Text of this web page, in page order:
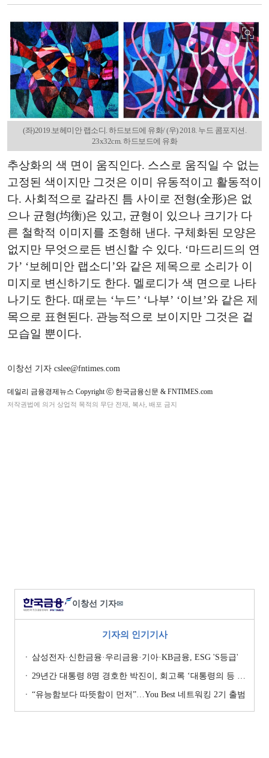
(좌)2019.보헤미안 랩소디. 하드보드에 유화/ (우) 2018. 누드 콤포지션.
23x32cm. 하드보드에 유화
추상화의 색 면이 움직인다. 스스로 움직일 수 없는
고정된 색이지만 그것은 이미 유동적이고 활동적이
다. 사회적으로 갈라진 틈 사이로 전형(全形)은 없
으나 균형(均衡)은 있고, 균형이 있으나 크기가 다
른 철학적 이미지를 조형해 낸다. 구체화된 모양은
없지만 무엇으로든 변신할 수 있다. ‘마드리드의 연
가’ ‘보헤미안 랩소디’와 같은 제목으로 소리가 이
미지로 변신하기도 한다. 멜로디가 색 면으로 나타
나기도 한다. 때로는 ‘누드’ ‘나부’ ‘이브’와 같은 제
목으로 표현된다. 관능적으로 보이지만 그것은 겉
모습일 뿐이다.
이창선 기자 cslee@fntimes.com
데일리 금융경제뉴스 Copyright ⓒ 한국금융신문 & FNTIMES.com
저작권법에 의거 상업적 목적의 무단 전재, 복사, 배포 금지
이창선 기자✉
기자의 인기기사
삼성전자·신한금융·우리금융·기아·KB금융, ESG 'S등급'
29년간 대통령 8명 경호한 박진이, 회고록 ‘대통령의 등 뒤 1미터’ 출간
“유능함보다 따뜻함이 먼저”…You Best 네트워킹 2기 출범